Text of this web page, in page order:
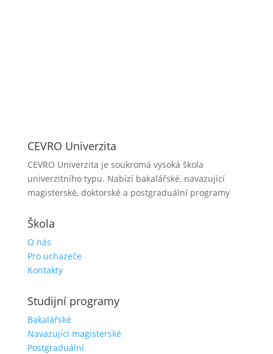
CEVRO Univerzita
CEVRO Univerzita je soukromá vysoká škola
univerzitního typu. Nabízí bakalářské, navazující
magisterské, doktorské a postgraduální programy
Škola
O nás
Pro uchazeče
Kontakty
Studijní programy
Bakalářské
Navazující magisterské
Postgraduální